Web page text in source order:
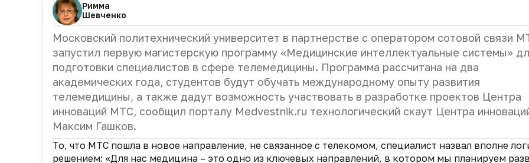
Римма
Шевченко
Московский политехнический университет в партнерстве с оператором сотовой связи
запустил первую магистерскую программу «Медицинские интеллектуальные системы»
подготовки специалистов в сфере телемедицины. Программа рассчитана на два
академических года, студентов будут обучать международному опыту развития
телемедицины, а также дадут возможность участвовать в разработке проектов Центра
инноваций МТС, сообщил порталу Medvestnik.ru технологический скаут Центра
Максим Гашков.
То, что МТС пошла в новое направление, не связанное с телекомом, специалист назвал вполне
решением: «Для нас медицина – это одно из ключевых направлений, в котором мы планируем